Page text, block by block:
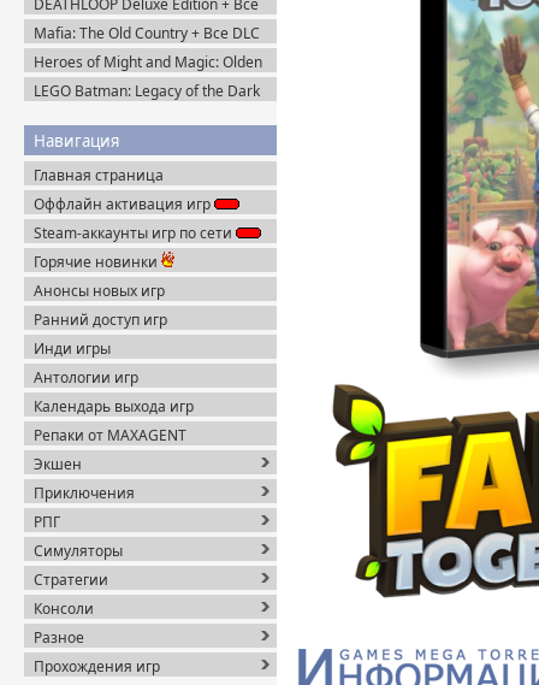
DEATHLOOP Deluxe Edition + Все
DLC (2021) Пиратка
Mafia: The Old Country + Все DLC
(2025) Пиратка
Heroes of Might and Magic: Olden
Era v.0.80.34 (2026) Пиратка
LEGO Batman: Legacy of the Dark
Тёмного Рыцаря (2026) Portable
Навигация
Главная страница
Оффлайн активация игр
Steam-аккаунты игр по сети
Горячие новинки
Анонсы новых игр
Ранний доступ игр
Инди игры
Антологии игр
Календарь выхода игр
Репаки от MAXAGENT
Экшен
Приключения
РПГ
Симуляторы
Стратегии
Консоли
Разное
Прохождения игр